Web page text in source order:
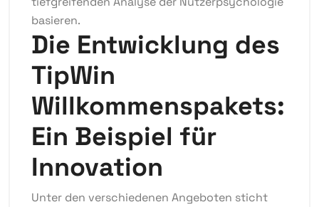
basieren.
Die Entwicklung des
TipWin
Willkommenspakets:
Ein Beispiel für
Innovation
Unter den verschiedenen Angeboten sticht